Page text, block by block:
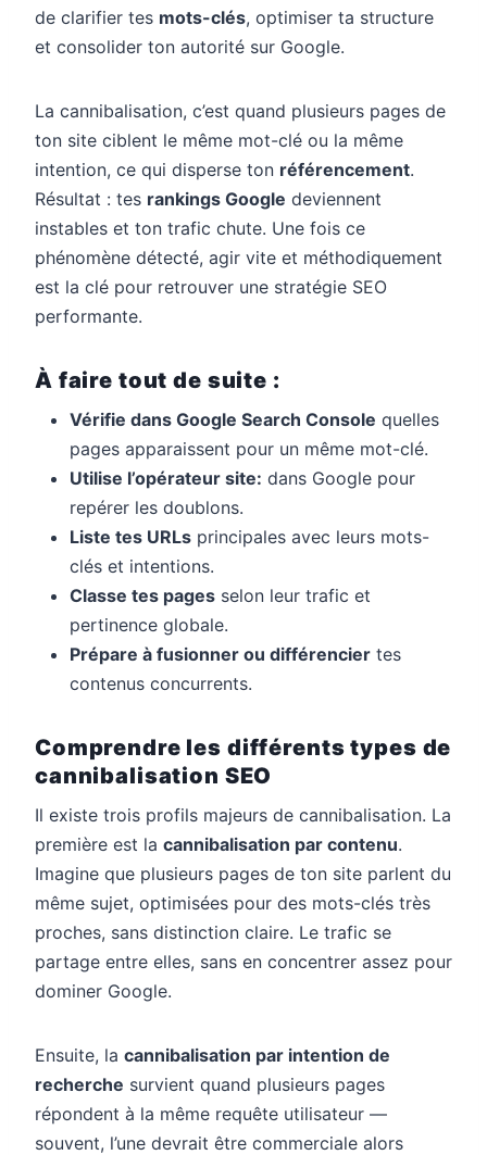
de clarifier tes mots-clés, optimiser ta structure
et consolider ton autorité sur Google.
La cannibalisation, c’est quand plusieurs pages de
ton site ciblent le même mot-clé ou la même
intention, ce qui disperse ton référencement.
Résultat : tes rankings Google deviennent
instables et ton trafic chute. Une fois ce
phénomène détecté, agir vite et méthodiquement
est la clé pour retrouver une stratégie SEO
performante.
À faire tout de suite :
Vérifie dans Google Search Console quelles
pages apparaissent pour un même mot-clé.
Utilise l’opérateur site: dans Google pour
repérer les doublons.
Liste tes URLs principales avec leurs mots-
clés et intentions.
Classe tes pages selon leur trafic et
pertinence globale.
Prépare à fusionner ou différencier tes
contenus concurrents.
Comprendre les différents types de
cannibalisation SEO
Il existe trois profils majeurs de cannibalisation. La
première est la cannibalisation par contenu.
Imagine que plusieurs pages de ton site parlent du
même sujet, optimisées pour des mots-clés très
proches, sans distinction claire. Le trafic se
partage entre elles, sans en concentrer assez pour
dominer Google.
Ensuite, la cannibalisation par intention de
recherche survient quand plusieurs pages
répondent à la même requête utilisateur —
souvent, l’une devrait être commerciale alors